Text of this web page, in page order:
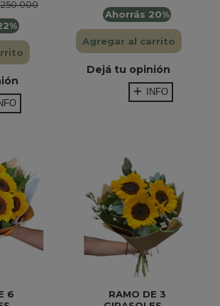
Ahorrás 20%
Agregar al carrito
Dejá tu opinión
INFO
6
RAMO DE 3